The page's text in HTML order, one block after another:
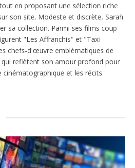
en proposant une sélection riche
son site. Modeste et discrète, Sarah
sa collection. Parmi ses films coup
"Les Affranchis" et "Taxi
chefs-d'œuvre emblématiques de
qui reflètent son amour profond pour
cinématographique et les récits